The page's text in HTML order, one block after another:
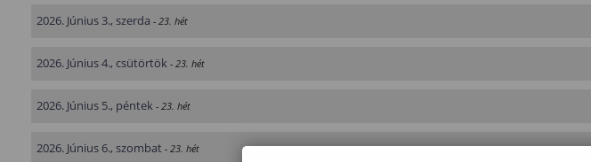
2026. Június 3., szerda - 23. hét
2026. Június 4., csütörtök - 23. hét
2026. Június 5., péntek - 23. hét
2026. Június 6., szombat - 23. hét